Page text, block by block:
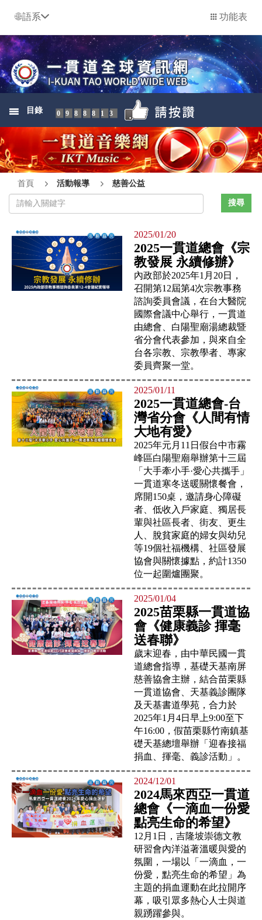
語系 功能表
目錄 0988813
首頁 活動報導 慈善公益
2025/01/20
2025一貫道總會《宗
教發展 永續修辦》
內政部於2025年1月20日，
召開第12屆第4次宗教事務
諮詢委員會議，在台大醫院
國際會議中心舉行，一貫道
由總會、白陽聖廟湯總裁暨
省分會代表參加，與來自全
台各宗教、宗教學者、專家
委員齊聚一堂。
2025/01/11
2025一貫道總會-台
灣省分會《人間有情
大地有愛》
2025年元月11日假台中市霧
峰區白陽聖廟舉辦第十三屆
「大手牽小手·愛心共攜手」
一貫道寒冬送暖關懷餐會，
席開150桌，邀請身心障礙
者、低收入戶家庭、獨居長
輩與社區長者、街友、更生
人、脫貧家庭的婦女與幼兒
等19個社福機構、社區發展
協會與關懷據點，約計1350
位一起圍爐團聚。
2025/01/04
2025苗栗縣一貫道協
會《健康義診 揮毫
送春聯》
歲末迎春，由中華民國一貫
道總會指導，基礎天基南屏
慈善協會主辦，結合苗栗縣
一貫道協會、天基義診團隊
及天基書道學苑，合力於
2025年1月4日早上9:00至下
午16:00，假苗栗縣竹南鎮基
礎天基總壇舉辦「迎春接福
捐血、揮毫、義診活動」。
2024/12/01
2024馬來西亞一貫道
總會《一滴血一份愛
點亮生命的希望》
12月1日，吉隆坡崇德文教
研習會內洋溢著溫暖與愛的
氛圍，一場以「一滴血，一
份愛，點亮生命的希望」為
主題的捐血運動在此拉開序
幕，吸引眾多熱心人士與道
親踴躍參與。